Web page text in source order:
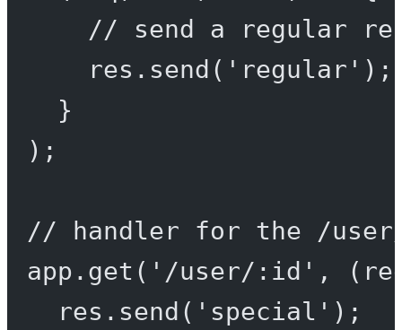
// send a regular
res. send ( 'regular' );
}
);
// handler for the /user/
app. get ( '/user/:id' , (
res. send ( 'special' );